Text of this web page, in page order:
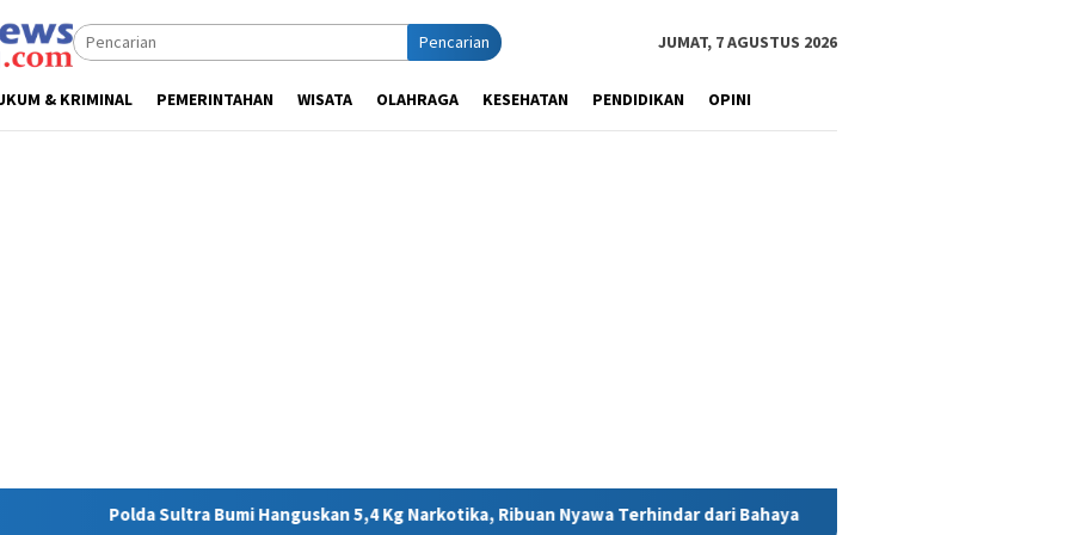
Pencarian JUMAT, 7 AGUSTUS 2026
& KRIMINAL PEMERINTAHAN WISATA OLAHRAGA KESEHATAN PENDIDIKAN OPINI
Bumi Hanguskan 5,4 Kg Narkotika, Ribuan Nyawa Terhindar dari Bahaya MIND ID Tegaskan Dukungan Penuh Bagi PT